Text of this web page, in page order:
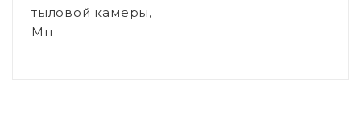
тыловой камеры,
Мп